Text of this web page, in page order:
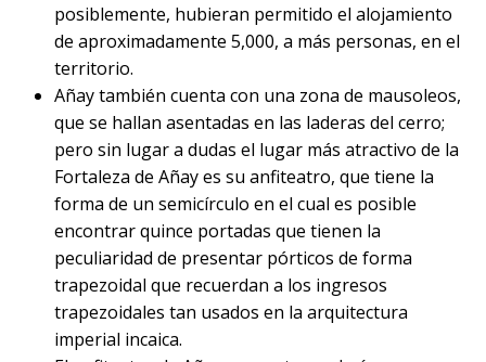
posiblemente, hubieran permitido el alojamiento
de aproximadamente 5,000, a más personas, en el
territorio.
Añay también cuenta con una zona de mausoleos,
que se hallan asentadas en las laderas del cerro;
pero sin lugar a dudas el lugar más atractivo de la
Fortaleza de Añay es su anfiteatro, que tiene la
forma de un semicírculo en el cual es posible
encontrar quince portadas que tienen la
peculiaridad de presentar pórticos de forma
trapezoidal que recuerdan a los ingresos
trapezoidales tan usados en la arquitectura
imperial incaica.